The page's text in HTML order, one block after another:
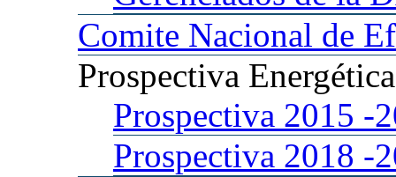
Comite Nacional de
Prospectiva
Prospectiva 2015 -
Prospectiva 2018 -